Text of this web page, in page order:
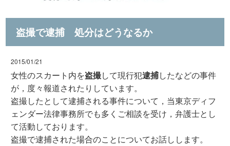
盗撮で逮捕 処分はどうなるか
2015/01/21
女性のスカート内を盗撮して現行犯逮捕したなどの事件
が，度々報道されたりしています。
盗撮したとして逮捕される事件について，当東京ディフ
ェンダー法律事務所でも多くご相談を受け，弁護士とし
て活動しております。
盗撮で逮捕された場合のことについてお話しします。